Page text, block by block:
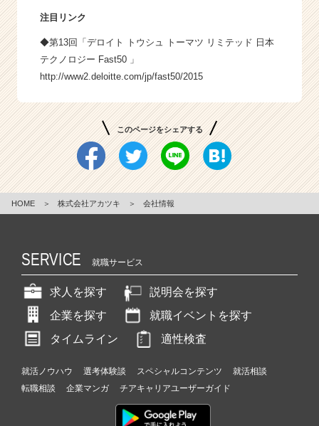
注目リンク
◆第13回「デロイト トウシュ トーマツ リミテッド 日本
テクノロジー Fast50 」
http://www2.deloitte.com/jp/fast50/2015
このページをシェアする
HOME ＞ 株式会社アカツキ ＞ 会社情報
SERVICE 就職サービス
求人を探す
説明会を探す
企業を探す
就職イベントを探す
タイムライン
適性検査
就活ノウハウ 選考体験談 スペシャルコンテンツ
就活相談
転職相談
企業マンガ チアキャリアユーザーガイド